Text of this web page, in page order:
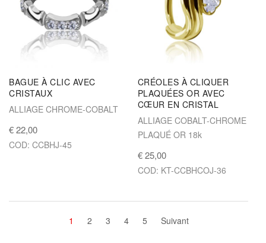
BAGUE À CLIC AVEC
CRISTAUX
ALLIAGE CHROME-COBALT
€ 22,00
COD: CCBHJ-45
CRÉOLES À CLIQUER
PLAQUÉES OR AVEC
CŒUR EN CRISTAL
ALLIAGE COBALT-CHROME
PLAQUÉ OR 18k
€ 25,00
COD: KT-CCBHCOJ-36
1 2 3 4 5 Suivant